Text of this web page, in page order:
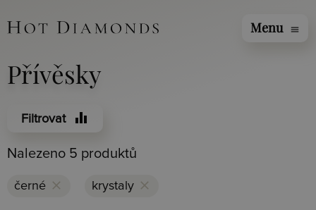
Menu menu
Přívěsky
Filtrovat equalizer
Nalezeno 5 produktů
černé clear krystaly clear